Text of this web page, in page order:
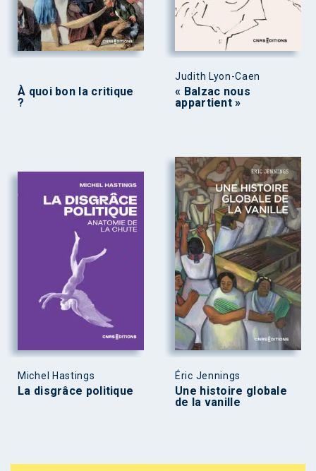
À quoi bon la critique
?
Judith Lyon-Caen
« Balzac nous
appartient »
Michel Hastings
La disgrâce politique
Éric Jennings
Une histoire globale
de la vanille